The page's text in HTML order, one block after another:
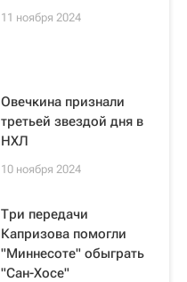
11 ноября 2024
Овечкина признали
третьей звездой дня в
НХЛ
10 ноября 2024
Три передачи
Капризова помогли
"Миннесоте" обыграть
"Сан-Хосе"